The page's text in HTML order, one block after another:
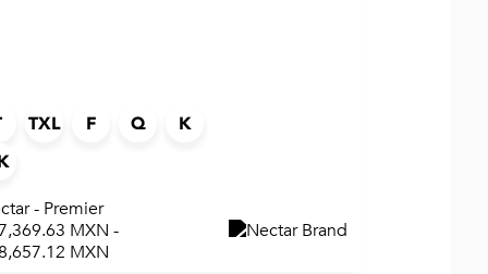
TXL F Q
K
- Premier
MXN -
MXN